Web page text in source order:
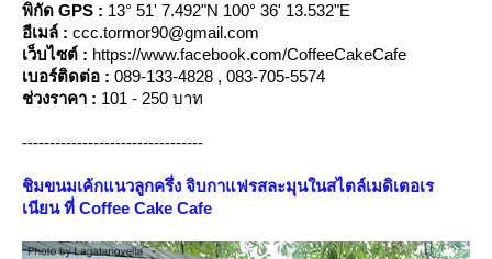
พิกัด GPS : 13° 51' 7.492"N 100° 36' 13.532"E
อีเมล์ : ccc.tormor90@gmail.com
เว็บไซต์ : https://www.facebook.com/CoffeeCakeCafe
เบอร์ติดต่อ : 089-133-4828 , 083-705-5574
ช่วงราคา : 101 - 250 บาท
---------------------------------
ชิมขนมเค้กแนวลูกครึ่ง จิบกาแฟรสละมุนในสไตล์เมดิเตอเร
เนียน ที่ Coffee Cake Cafe